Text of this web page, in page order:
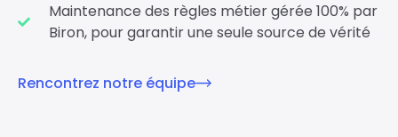
Maintenance des règles métier gérée 100% par
Biron, pour garantir une seule source de vérité
Rencontrez notre équipe